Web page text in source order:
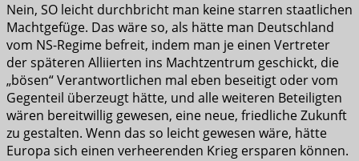
Nein, SO leicht durchbricht man keine starren staatlichen
Machtgefüge. Das wäre so, als hätte man Deutschland
vom NS-Regime befreit, indem man je einen Vertreter
der späteren Alliierten ins Machtzentrum geschickt, die
„bösen“ Verantwortlichen mal eben beseitigt oder vom
Gegenteil überzeugt hätte, und alle weiteren Beteiligten
wären bereitwillig gewesen, eine neue, friedliche Zukunft
zu gestalten. Wenn das so leicht gewesen wäre, hätte
Europa sich einen verheerenden Krieg ersparen können.